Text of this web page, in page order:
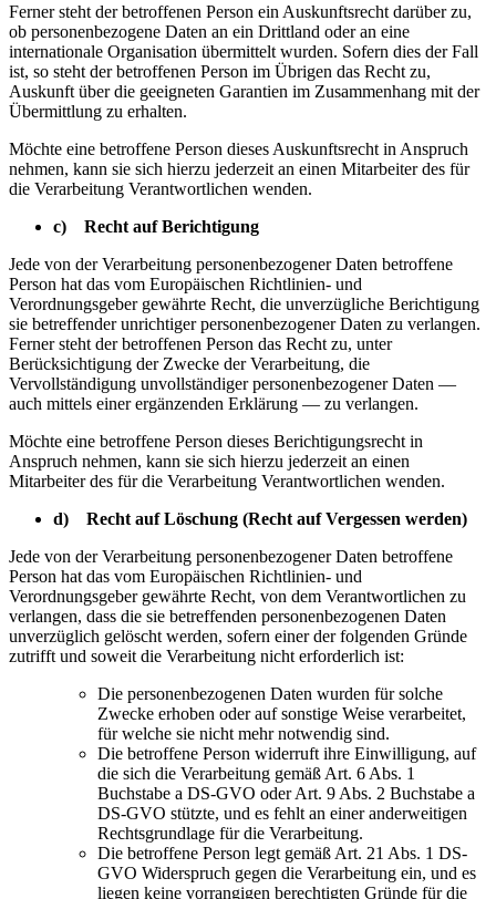
Ferner steht der betroffenen Person ein Auskunftsrecht darüber zu,
ob personenbezogene Daten an ein Drittland oder an eine
internationale Organisation übermittelt wurden. Sofern dies der Fall
ist, so steht der betroffenen Person im Übrigen das Recht zu,
Auskunft über die geeigneten Garantien im Zusammenhang mit der
Übermittlung zu erhalten.
Möchte eine betroffene Person dieses Auskunftsrecht in Anspruch
nehmen, kann sie sich hierzu jederzeit an einen Mitarbeiter des für
die Verarbeitung Verantwortlichen wenden.
c) Recht auf Berichtigung
Jede von der Verarbeitung personenbezogener Daten betroffene
Person hat das vom Europäischen Richtlinien- und
Verordnungsgeber gewährte Recht, die unverzügliche Berichtigung
sie betreffender unrichtiger personenbezogener Daten zu verlangen.
Ferner steht der betroffenen Person das Recht zu, unter
Berücksichtigung der Zwecke der Verarbeitung, die
Vervollständigung unvollständiger personenbezogener Daten —
auch mittels einer ergänzenden Erklärung — zu verlangen.
Möchte eine betroffene Person dieses Berichtigungsrecht in
Anspruch nehmen, kann sie sich hierzu jederzeit an einen
Mitarbeiter des für die Verarbeitung Verantwortlichen wenden.
d) Recht auf Löschung (Recht auf Vergessen werden)
Jede von der Verarbeitung personenbezogener Daten betroffene
Person hat das vom Europäischen Richtlinien- und
Verordnungsgeber gewährte Recht, von dem Verantwortlichen zu
verlangen, dass die sie betreffenden personenbezogenen Daten
unverzüglich gelöscht werden, sofern einer der folgenden Gründe
zutrifft und soweit die Verarbeitung nicht erforderlich ist:
Die personenbezogenen Daten wurden für solche
Zwecke erhoben oder auf sonstige Weise verarbeitet,
für welche sie nicht mehr notwendig sind.
Die betroffene Person widerruft ihre Einwilligung, auf
die sich die Verarbeitung gemäß Art. 6 Abs. 1
Buchstabe a DS-GVO oder Art. 9 Abs. 2 Buchstabe a
DS-GVO stützte, und es fehlt an einer anderweitigen
Rechtsgrundlage für die Verarbeitung.
Die betroffene Person legt gemäß Art. 21 Abs. 1 DS-
GVO Widerspruch gegen die Verarbeitung ein, und es
liegen keine vorrangigen berechtigten Gründe für die